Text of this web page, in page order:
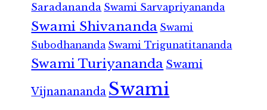
Saradananda Swami Sarvapriyananda
Swami Shivananda Swami
Subodhananda Swami Trigunatitananda
Swami Turiyananda Swami
Vijnanananda Swami